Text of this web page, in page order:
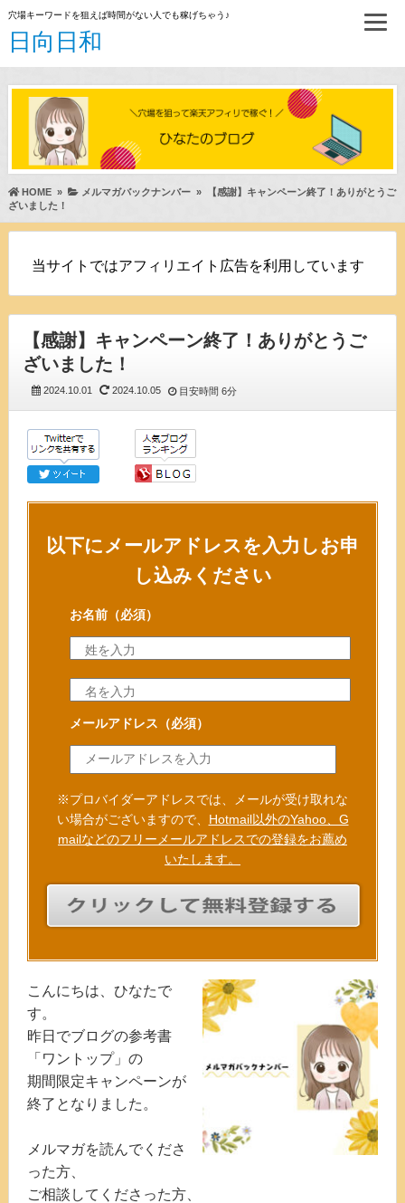
穴場キーワードを狙えば時間がない人でも稼げちゃう♪
日向日和
HOME» メルマガバックナンバー»
【感謝】キャンペーン終了！ありがとうご
ざいました！
当サイトではアフィリエイト広告を利用しています
【感謝】キャンペーン終了！ありがとうご
ざいました！
2024.10.01 2024.10.05 目安時間 6分
以下にメールアドレスを入力しお申
し込みください
お名前（必須）
メールアドレス （必須）
※プロバイダーアドレスでは、メールが受け取れな
い場合がございますので、 Hotmail以外のYahoo、G
mailなどのフリーメールアドレスでの登録をお薦め
いたします。
こんにちは、ひなたで
す。
昨日でブログの参考書
「ワントップ」の
期間限定キャンペーンが
終了となりました。
メルマガを読んでくださ
った方、
ご相談してくださった方、